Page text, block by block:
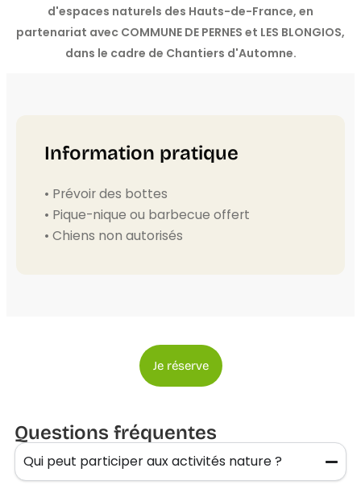
d'espaces naturels des Hauts-de-France, en
partenariat avec COMMUNE DE PERNES et LES BLONGIOS,
dans le cadre de Chantiers d'Automne.
Information pratique
• Prévoir des bottes
• Pique-nique ou barbecue offert
• Chiens non autorisés
Je réserve
Questions fréquentes
Qui peut participer aux activités nature ?